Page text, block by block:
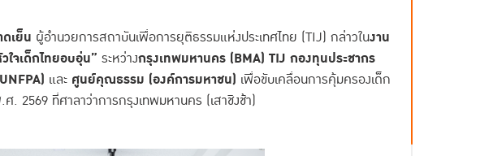
เย็น ผู้อำนวยการสถาบันเพื่อการยุติธรรมแห่งประเทศไทย (TIJ) กล่าวในงาน
จเด็กไทยอบอุ่น” ระหว่างกรุงเทพมหานคร (BMA) TIJ กองทุนประชากร
และ ศูนย์คุณธรรม (องค์การมหาชน) เพื่อขับเคลื่อนการคุ้มครองเด็ก
. 2569 ที่ศาลาว่าการกรุงเทพมหานคร (เสาชิงช้า)